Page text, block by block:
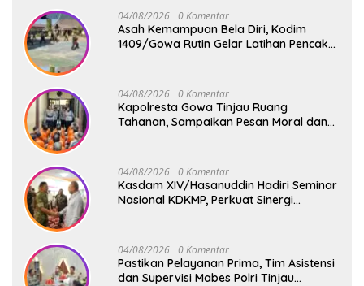
04/08/2026 0 Komentar
Asah Kemampuan Bela Diri, Kodim
1409/Gowa Rutin Gelar Latihan Pencak
04/08/2026 0 Komentar
Kapolresta Gowa Tinjau Ruang
Tahanan, Sampaikan Pesan Moral dan
04/08/2026 0 Komentar
Kasdam XIV/Hasanuddin Hadiri Seminar
Nasional KDKMP, Perkuat Sinergi
04/08/2026 0 Komentar
Pastikan Pelayanan Prima, Tim Asistensi
dan Supervisi Mabes Polri Tinjau